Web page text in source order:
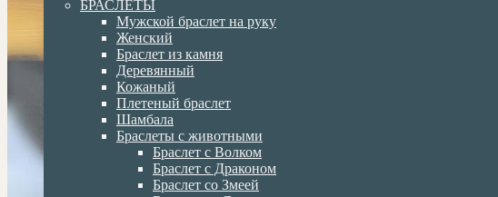
БРАСЛЕТЫ
Мужской браслет на руку
Женский
Браслет из камня
Деревянный
Кожаный
Плетеный браслет
Шамбала
Браслеты с животными
Браслет с Волком
Браслет с Драконом
Браслет со Змеей